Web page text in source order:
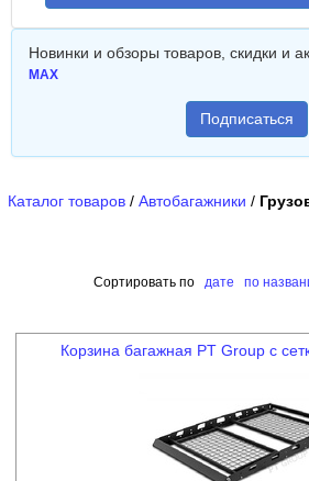
Новинки и обзоры товаров, скидки и
MAX
Подписаться
Каталог товаров / Автобагажники /
Сортировать по дате по
Корзина багажная PT Group с